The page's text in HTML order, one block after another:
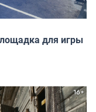
для игры